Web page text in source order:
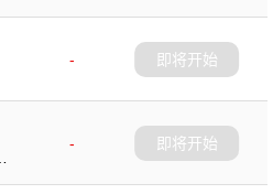
-
即将开始
-
即将开始